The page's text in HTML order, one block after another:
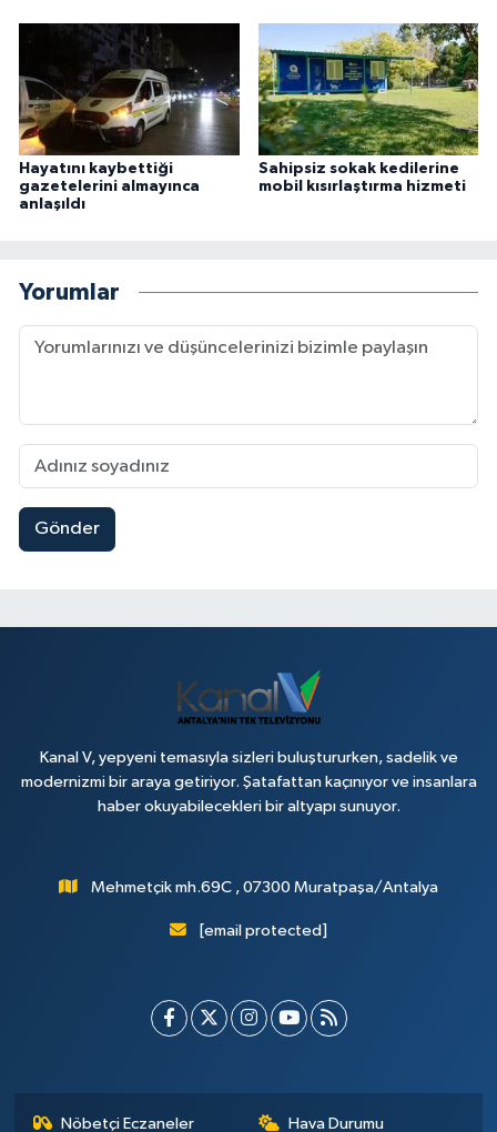
Hayatını kaybettiği
gazetelerini almayınca
anlaşıldı
Sahipsiz sokak kedilerine
mobil kısırlaştırma hizmeti
Yorumlar
Gönder
Kanal V, yepyeni temasıyla sizleri buluştururken, sadelik ve
modernizmi bir araya getiriyor. Şatafattan kaçınıyor ve insanlara
haber okuyabilecekleri bir altyapı sunuyor.
Mehmetçik mh.69C , 07300 Muratpaşa/Antalya
[email protected]
Nöbetçi Eczaneler Hava Durumu